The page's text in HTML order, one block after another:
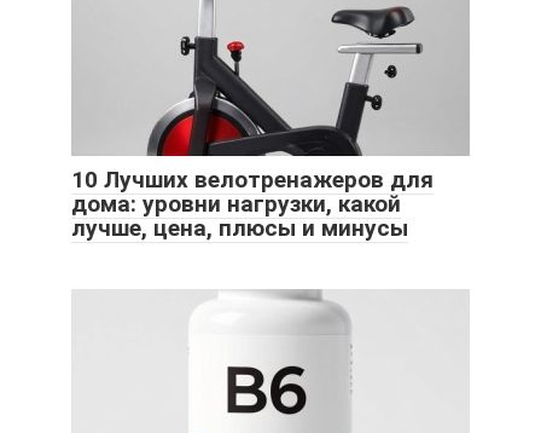
10 Лучших велотренажеров для
дома: уровни нагрузки, какой
лучше, цена, плюсы и минусы